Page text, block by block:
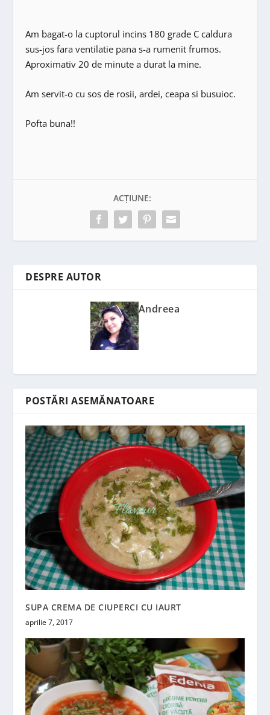
Am bagat-o la cuptorul incins 180 grade C caldura
sus-jos fara ventilatie pana s-a rumenit frumos.
Aproximativ 20 de minute a durat la mine.
Am servit-o cu sos de rosii, ardei, ceapa si busuioc.
Pofta buna!!
ACȚIUNE:
DESPRE AUTOR
Andreea
POSTĂRI ASEMĂNATOARE
SUPA CREMA DE CIUPERCI CU IAURT
aprilie 7, 2017